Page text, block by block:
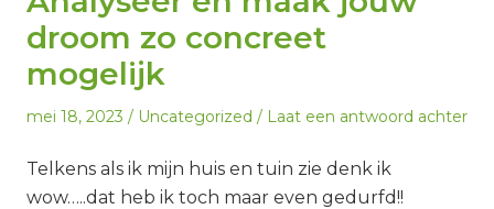
droom zo concreet
mogelijk
Geplaatst
mei 18, 2023
Geplaatst
Uncategorized Laat een antwoord achter
Telkens als ik mijn huis en tuin zie denk ik
wow…..dat heb ik toch maar even gedurfd!!